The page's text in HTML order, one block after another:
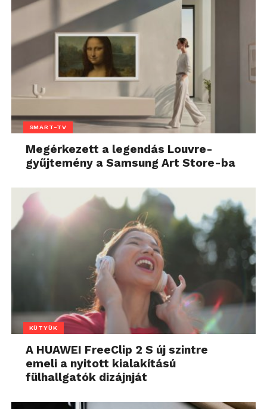
SMART-TV
Megérkezett a legendás Louvre-
gyűjtemény a Samsung Art Store-ba
KÜTYÜK
A HUAWEI FreeClip 2 S új szintre
emeli a nyitott kialakítású
fülhallgatók dizájnját